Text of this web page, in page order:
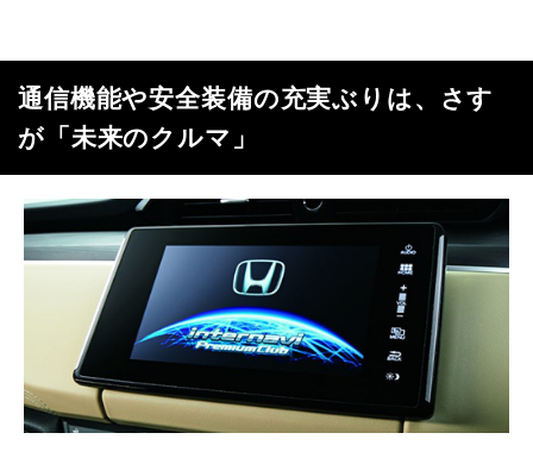
通信機能や安全装備の充実ぶりは、さす
が「未来のクルマ」